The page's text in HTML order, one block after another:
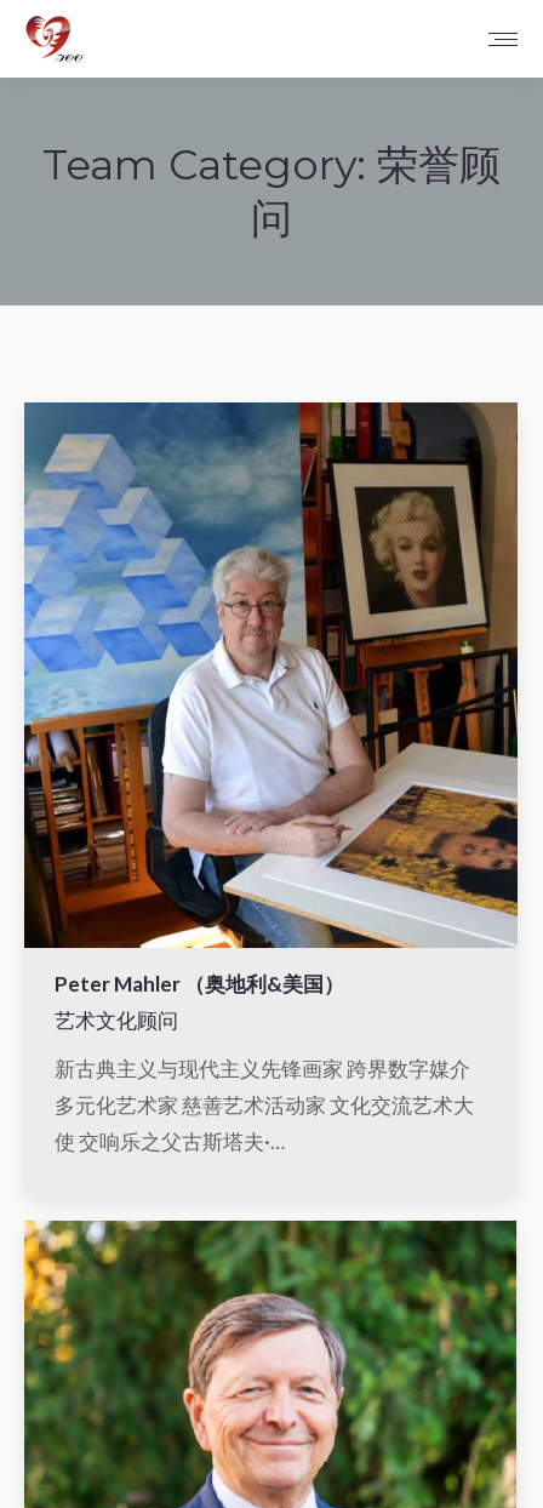
Team Category: 荣誉顾
问
Peter Mahler （奥地利&美国）
艺术文化顾问
新古典主义与现代主义先锋画家 跨界数字媒介
多元化艺术家 慈善艺术活动家 文化交流艺术大
使 交响乐之父古斯塔夫·…